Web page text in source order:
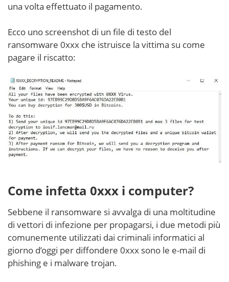
una volta effettuato il pagamento.
Ecco uno screenshot di un file di testo del
ransomware 0xxx che istruisce la vittima su come
pagare il riscatto:
Come infetta 0xxx i computer?
Sebbene il ransomware si avvalga di una moltitudine
di vettori di infezione per propagarsi, i due metodi più
comunemente utilizzati dai criminali informatici al
giorno d’oggi per diffondere 0xxx sono le e-mail di
phishing e i malware trojan.